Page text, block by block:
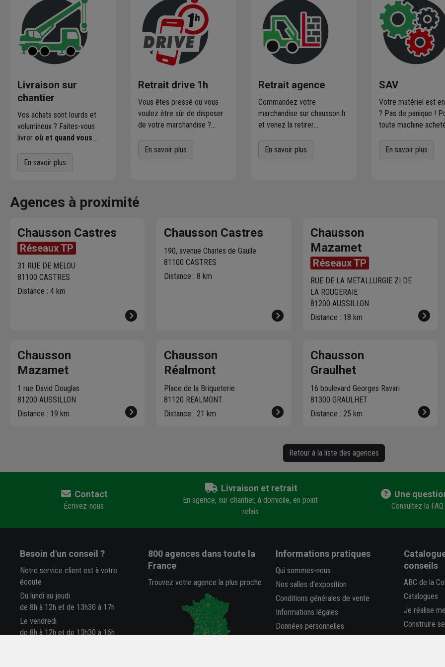
Livraison sur
chantier
Vos achats sont lourds et
volumineux ? Faites-vous
livrer où et quand vous
qui effectue la livraison vous
contacte pour fixer le
livraison. Bonus : Nous livrons
jusqu'au 7ème étage.
En savoir plus
Retrait drive 1h
Vous êtes pressé ou vous
voulez être sûr de disposer
de votre marchandise ?
produits disponibles dans
votre agence sur
En savoir plus
Retrait agence
Commandez votre
marchandise sur chausson.fr
et venez la retirer
l'agence Chausson à
proximitéde chez vous.
En savoir plus
SAV
Votre matériel est
? Pas de panique !
toute machine
la réparation ne
dans le cadre d’une
En savoir plus
Agences à proximité
Chausson Castres
Réseaux TP
31 RUE DE MELOU
81100 CASTRES
Distance : 4 km
Chausson Castres
190, avenue Charles de Gaulle
81100 CASTRES
Distance : 8 km
Chausson
Mazamet
Réseaux TP
RUE DE LA METALLURGIE ZI DE
LA ROUGERAIE
81200 AUSSILLON
Distance : 18 km
Chausson
Mazamet
1 rue David Douglas
81200 AUSSILLON
Distance : 19 km
Chausson
Réalmont
Place de la Briqueterie
81120 REALMONT
Distance : 21 km
Chausson
Graulhet
16 boulevard Georges Ravari
81300 GRAULHET
Distance : 25 km
Retour à la liste des agences
Contact
Écrivez-nous
Livraison et retrait
En agence, sur chantier, à domicile, en point
relais
Une
Consultez la FAQ
Besoin d'un conseil ?
Notre service client est à votre
écoute
Du lundi au jeudi
de 8h à 12h et de 13h30 à 17h
Le vendredi
de 8h à 12h et de 13h30 à 16h
800 agencesdans toute la
France
Trouvez votre agence la plus proche
Informations pratiques
Qui sommes-nous
Nos salles d'exposition
Conditions générales de vente
Informations légales
Données personnelles
conseils
ABC de la
Catalogues
Je réalise
Construire
Déclaration